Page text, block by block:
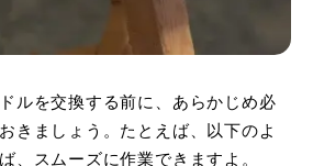
ルを交換する前に、あらかじめ必
きましょう。たとえば、以下のよ
、スムーズに作業できますよ。